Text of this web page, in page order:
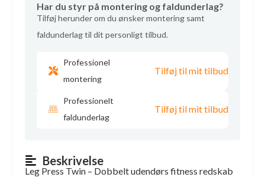
Har du styr på montering og faldunderlag?
Tilføj herunder om du ønsker montering samt
faldunderlag til dit personligt tilbud.
Professionel
montering
Tilføj til mit tilbud
Professionelt
faldunderlag
Tilføj til mit tilbud
Beskrivelse
Leg Press Twin – Dobbelt udendørs fitness redskab